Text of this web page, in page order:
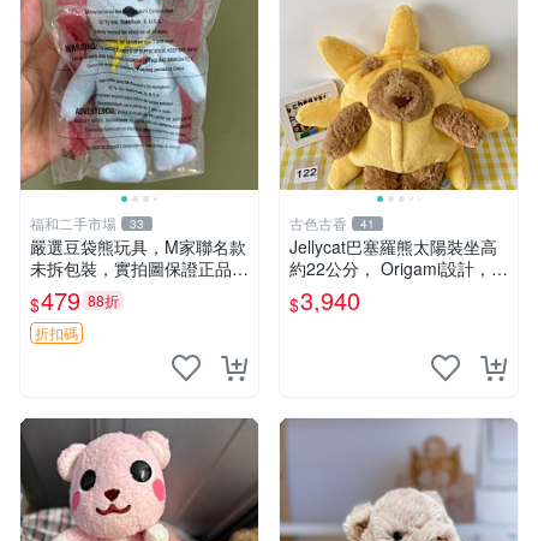
福和二手市場 33
嚴選豆袋熊玩具，M家聯名款
未拆包裝，實拍圖保證正品
豆袋玩具 嚴選 M家 豆袋熊
$479 88折
折扣碼
古色古香 41
Jellycat巴塞羅熊太陽裝坐高
約22公分， Origami設計，來
自越南。嚴選 Recommendat
ion！巴塞羅、 Origami熊、J
$3,940